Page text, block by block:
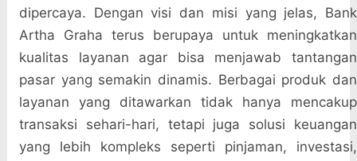
dipercaya. Dengan visi dan misi yang jelas, Bank
Artha Graha terus berupaya untuk meningkatkan
kualitas layanan agar bisa menjawab tantangan
pasar yang semakin dinamis. Berbagai produk dan
layanan yang ditawarkan tidak hanya mencakup
transaksi sehari-hari, tetapi juga solusi keuangan
yang lebih kompleks seperti pinjaman, investasi,